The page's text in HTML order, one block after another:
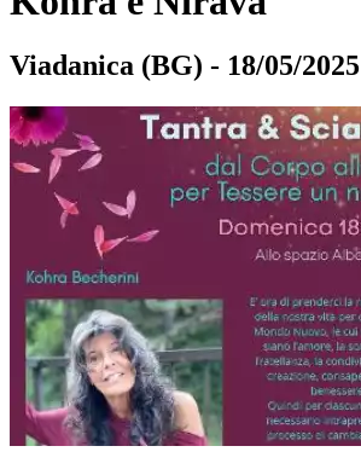
Viadanica (BG) - 18/05/2025